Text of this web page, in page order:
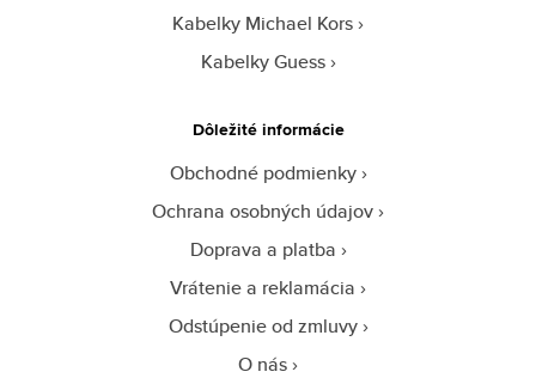
Kabelky Michael Kors
Kabelky Guess
Dôležité informácie
Obchodné podmienky
Ochrana osobných údajov
Doprava a platba
Vrátenie a reklamácia
Odstúpenie od zmluvy
O nás